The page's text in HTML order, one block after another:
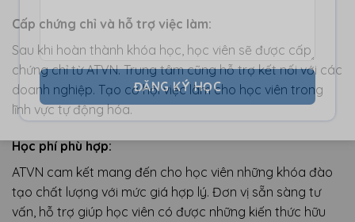
Cấp chứng chỉ và hỗ trợ việc làm:
Sau khi hoàn thành khóa học, học viên sẽ được cấp
chứng chỉ từ ATVN. Trung tâm cũng hỗ trợ kết nối với các
doanh nghiệp. Tạo cơ hội việc làm cho học viên trong
lĩnh vực tự động hóa.
Học phí phù hợp:
ATVN cam kết mang đến cho học viên những khóa đào
tạo chất lượng với mức giá hợp lý. Đơn vị sẵn sàng tư
vấn, hỗ trợ giúp học viên có được những kiến thức hữu